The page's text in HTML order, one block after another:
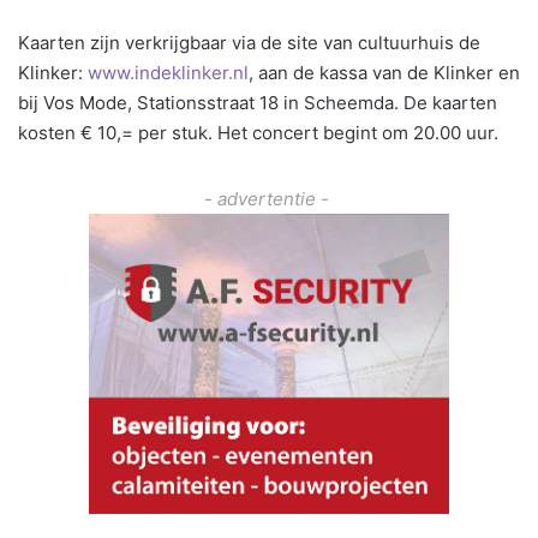
Kaarten zijn verkrijgbaar via de site van cultuurhuis de
Klinker: www.indeklinker.nl, aan de kassa van de Klinker en
bij Vos Mode, Stationsstraat 18 in Scheemda. De kaarten
kosten € 10,= per stuk. Het concert begint om 20.00 uur.
- advertentie -